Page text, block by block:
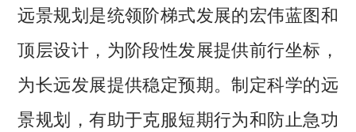
远景规划是统领阶梯式发展的宏伟蓝图和
顶层设计，为阶段性发展提供前行坐标，
为长远发展提供稳定预期。制定科学的远
景规划，有助于克服短期行为和防止急功